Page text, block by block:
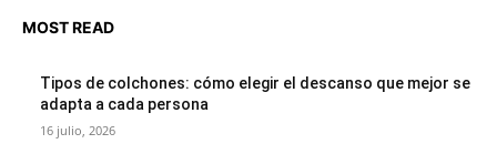
MOST READ
Tipos de colchones: cómo elegir el descanso que mejor se
adapta a cada persona
16 julio, 2026